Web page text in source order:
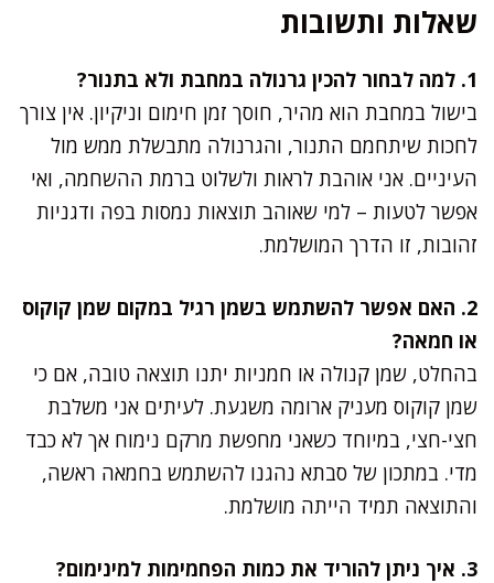
שאלות ותשובות
1. למה לבחור להכין גרנולה במחבת ולא בתנור?
בישול במחבת הוא מהיר, חוסך זמן חימום וניקיון. אין צורך
לחכות שיתחמם התנור, והגרנולה מתבשלת ממש מול
העיניים. אני אוהבת לראות ולשלוט ברמת ההשחמה, ואי
אפשר לטעות – למי שאוהב תוצאות נמסות בפה ודגניות
זהובות, זו הדרך המושלמת.
2. האם אפשר להשתמש בשמן רגיל במקום שמן קוקוס
או חמאה?
בהחלט, שמן קנולה או חמניות יתנו תוצאה טובה, אם כי
שמן קוקוס מעניק ארומה משגעת. לעיתים אני משלבת
חצי-חצי, במיוחד כשאני מחפשת מרקם נימוח אך לא כבד
מדי. במתכון של סבתא נהגנו להשתמש בחמאה ראשה,
והתוצאה תמיד הייתה מושלמת.
3. איך ניתן להוריד את כמות הפחמימות למינימום?